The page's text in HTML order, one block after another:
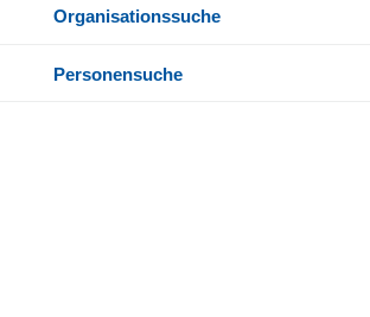
Organisationssuche
Personensuche